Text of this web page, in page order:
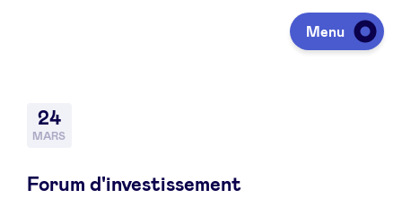
Menu
Lever des fonds
24
MARS
Forum d'investissement